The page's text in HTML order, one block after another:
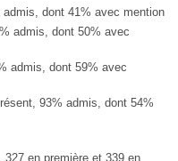
dont 41% avec mention
admis, dont 50% avec
admis, dont 59% avec
93% admis, dont 54%
en première et 339 en